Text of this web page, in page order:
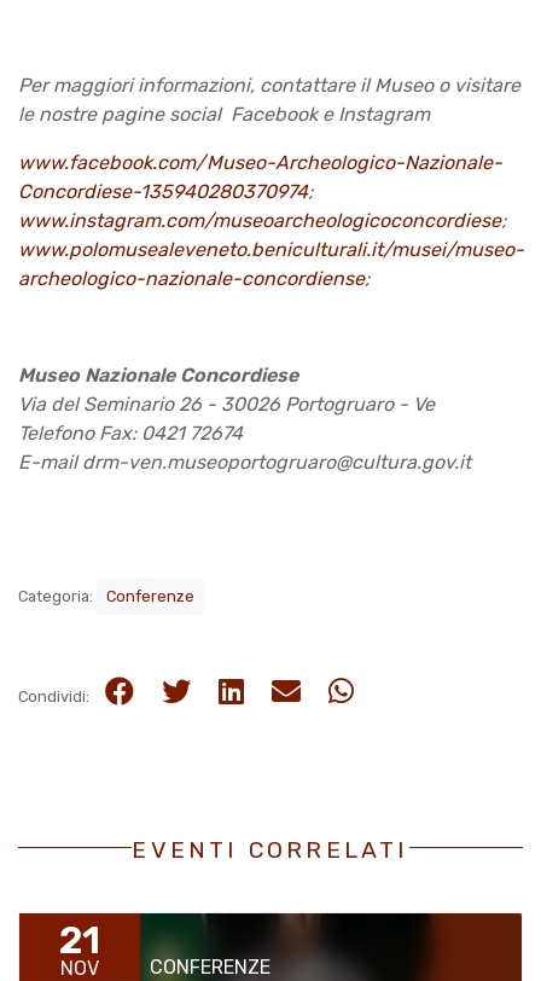
Per maggiori informazioni, contattare il Museo o visitare
le nostre pagine social Facebook e Instagram
www.facebook.com/Museo-Archeologico-Nazionale-
Concordiese-135940280370974;
www.instagram.com/museoarcheologicoconcordiese;
www.polomusealeveneto.beniculturali.it/musei/museo-
archeologico-nazionale-concordiense;
Museo Nazionale Concordiese
Via del Seminario 26 - 30026 Portogruaro - Ve
Telefono Fax: 0421 72674
E-mail drm-ven.museoportogruaro@cultura.gov.it
Categoria: Conferenze
Condividi:
EVENTI CORRELATI
21
NOV
CONFERENZE